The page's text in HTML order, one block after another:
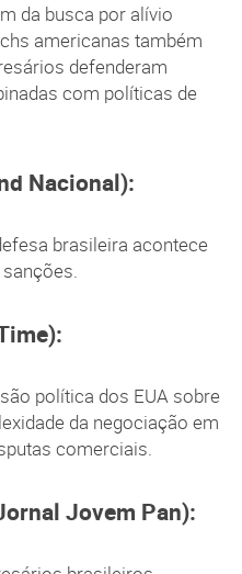
da busca por alívio
americanas também
defenderam
com políticas de
Nacional):
brasileira acontece
política dos EUA sobre
da negociação em
comerciais.
Jovem Pan):